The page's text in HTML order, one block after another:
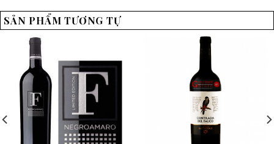
SẢN PHẨM TƯƠNG TỰ